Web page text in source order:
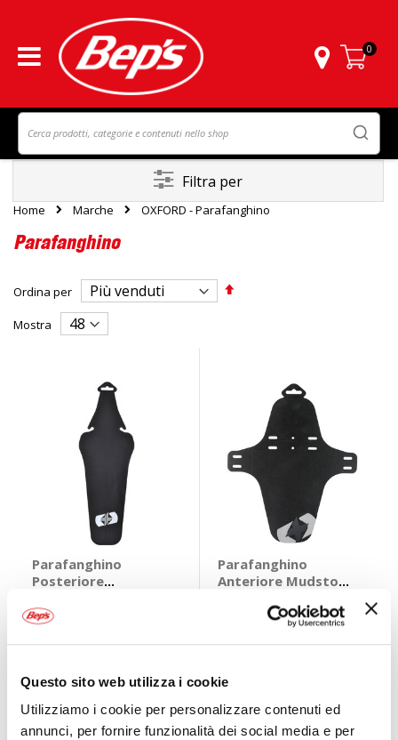
Questo sito web utilizza i cookie
Utilizziamo i cookie per personalizzare contenuti ed
annunci, per fornire funzionalità dei social media e per
Carrello
0
Home Marche OXFORD - Parafanghino
Parafanghino
Ordina per
Imposta
Mostra
Parafanghino
Posteriore
OXFORD
Universale
7,45 €
48H
Parafanghino
Anteriore Mudstop
Nero Universale
7,45 €
48H
Mostra
Filtra per